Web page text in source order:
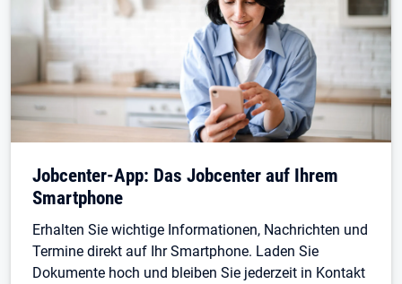
Jobcenter-App: Das Jobcenter auf Ihrem
Smartphone
Erhalten Sie wichtige Informationen, Nachrichten und
Termine direkt auf Ihr Smartphone. Laden Sie
Dokumente hoch und bleiben Sie jederzeit in Kontakt